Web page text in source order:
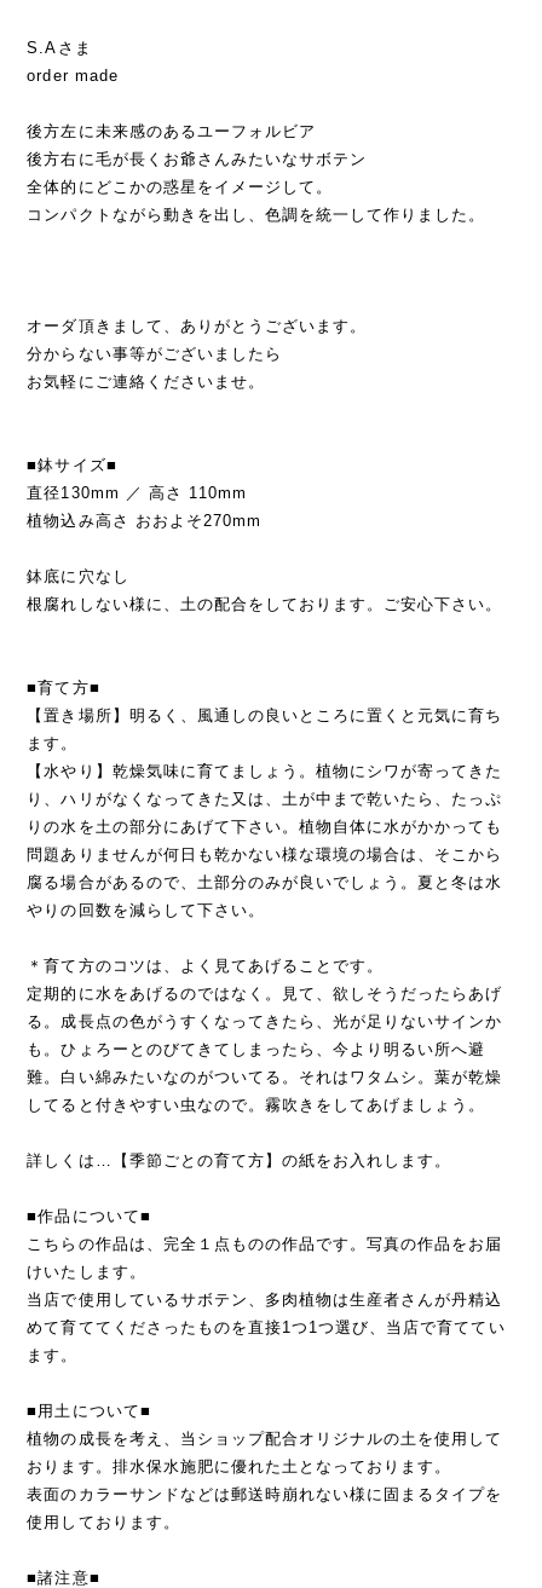
S.Aさま
order made
後方左に未来感のあるユーフォルビア
後方右に毛が長くお爺さんみたいなサボテン
全体的にどこかの惑星をイメージして。
コンパクトながら動きを出し、色調を統一して作りました。
オーダ頂きまして、ありがとうございます。
分からない事等がございましたら
お気軽にご連絡くださいませ。
■鉢サイズ■
直径130mm ／ 高さ 110mm
植物込み高さ おおよそ270mm
鉢底に穴なし
根腐れしない様に、土の配合をしております。ご安心下さい。
■育て方■
【置き場所】明るく、風通しの良いところに置くと元気に育ち
ます。
【水やり】乾燥気味に育てましょう。植物にシワが寄ってきた
り、ハリがなくなってきた又は、土が中まで乾いたら、たっぷ
りの水を土の部分にあげて下さい。植物自体に水がかかっても
問題ありませんが何日も乾かない様な環境の場合は、そこから
腐る場合があるので、土部分のみが良いでしょう。夏と冬は水
やりの回数を減らして下さい。
＊育て方のコツは、よく見てあげることです。
定期的に水をあげるのではなく。見て、欲しそうだったらあげ
る。成長点の色がうすくなってきたら、光が足りないサインか
も。ひょろーとのびてきてしまったら、今より明るい所へ避
難。白い綿みたいなのがついてる。それはワタムシ。葉が乾燥
してると付きやすい虫なので。霧吹きをしてあげましょう。
詳しくは…【季節ごとの育て方】の紙をお入れします。
■作品について■
こちらの作品は、完全１点ものの作品です。写真の作品をお届
けいたします。
当店で使用しているサボテン、多肉植物は生産者さんが丹精込
めて育ててくださったものを直接1つ1つ選び、当店で育ててい
ます。
■用土について■
植物の成長を考え、当ショップ配合オリジナルの土を使用して
おります。排水保水施肥に優れた土となっております。
表面のカラーサンドなどは郵送時崩れない様に固まるタイプを
使用しております。
■諸注意■